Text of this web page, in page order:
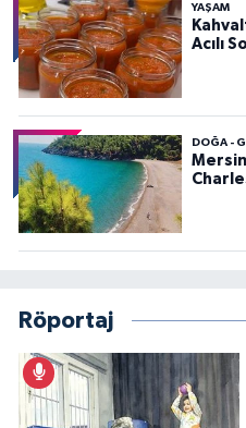
YAŞAM
Acılı
DOĞA -
Röportaj